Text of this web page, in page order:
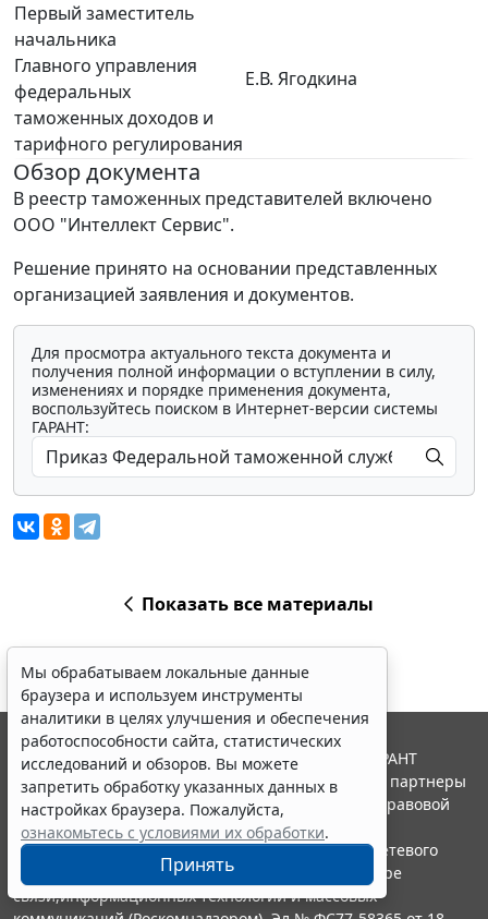
Первый заместитель
начальника
Главного управления
федеральных
таможенных доходов и
тарифного регулирования
Е.В. Ягодкина
Обзор документа
В реестр таможенных представителей включено
ООО "Интеллект Сервис".
Решение принято на основании представленных
организацией заявления и документов.
Для просмотра актуального текста документа и
получения полной информации о вступлении в силу,
изменениях и порядке применения документа,
воспользуйтесь поиском в Интернет-версии системы
ГАРАНТ:
Показать все материалы
Мы обрабатываем локальные данные
браузера и используем инструменты
аналитики в целях улучшения и обеспечения
работоспособности сайта, статистических
исследований и обзоров. Вы можете
запретить обработку указанных данных в
настройках браузера. Пожалуйста,
ознакомьтесь с условиями их обработки.
Принять
© ООО "НПП "ГАРАНТ-СЕРВИС", 2026. Система ГАРАНТ
выпускается с 1990 года. Компания "Гарант" и ее партнеры
являются участниками Российской ассоциации правовой
информации ГАРАНТ.
Портал ГАРАНТ.РУ зарегистрирован в качестве сетевого
издания Федеральной службой по надзору в сфере
связи,информационных технологий и массовых